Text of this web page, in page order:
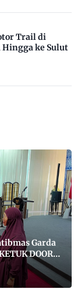
Trail di
ke Sulut
Garda
DOORS